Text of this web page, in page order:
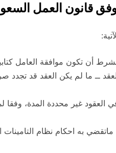
وفق قانون العمل
أن تكون موافقة العامل
ــ ما لم يكن العقد قد
العقود غير محددة المدة،
به احكام نظام التامينات